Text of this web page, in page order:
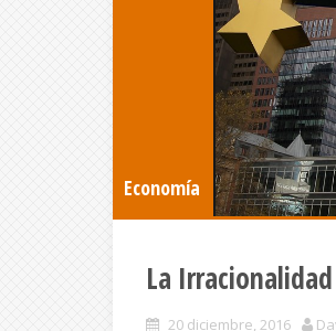
Economía
La
20 diciembre, 2016